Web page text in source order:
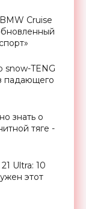
Cruise
snow-TENG
падающего
знать о
тяге -
Ultra: 10
этот